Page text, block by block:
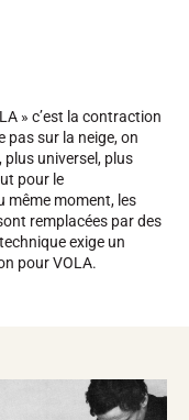
» c’est la contraction
pas sur la neige, on
plus universel, plus
pour le
même moment, les
remplacées par des
exige un
pour VOLA.